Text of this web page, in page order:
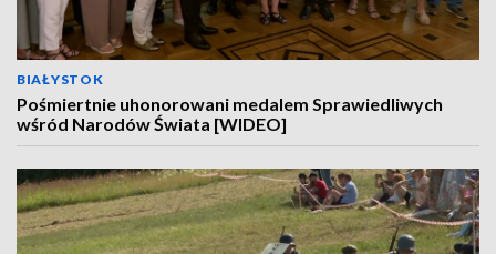
BIAŁYSTOK
Pośmiertnie uhonorowani medalem Sprawiedliwych
wśród Narodów Świata [WIDEO]